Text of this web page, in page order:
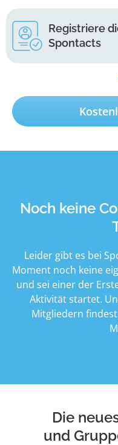
Registriere
Spontacts
Noch keine
Leider gibt es bei
Moment noch keine
und sei einer der
Aktivität startet.
Mitgliedern
Die
und